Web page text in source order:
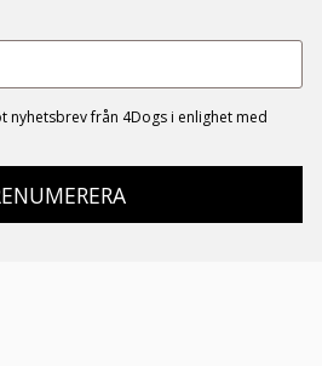
nyhetsbrev från 4Dogs i enlighet med